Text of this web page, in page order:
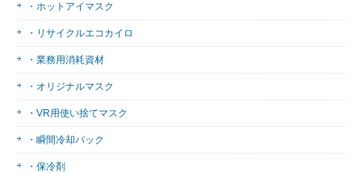
・ホットアイマスク
・リサイクルエコカイロ
・業務用消耗資材
・オリジナルマスク
・VR用使い捨てマスク
・瞬間冷却パック
・保冷剤